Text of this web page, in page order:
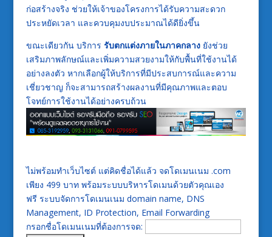
ก่อสร้างจริง ช่วยให้เจ้าของโครงการได้รับความสะดวก
ประหยัดเวลา และควบคุมงบประมาณได้ดียิ่งขึ้น
ขณะเดียวกัน บริการ รับตกแต่งภายในภาคกลางยังช่วย
เสริมภาพลักษณ์และเพิ่มความสวยงามให้กับพื้นที่ใช้งานได้
อย่างลงตัว หากเลือกผู้ให้บริการที่มีประสบการณ์และความ
เชี่ยวชาญ ก็จะสามารถสร้างผลงานที่มีคุณภาพและตอบ
โจทย์การใช้งานได้อย่างครบถ้วน
ไม่พร้อมทำเว็บไซต์ แต่คิดชื่อได้แล้ว จดโดเมนเนม .com
เพียง 499 บาท พร้อมระบบบริหารโดเมนด้วยตัวคุณเอง
ฟรี ระบบจัดการโดเมนเนม domain name, DNS
Management, ID Protection, Email Forwarding
กรอกชื่อโดเมนเนมที่ต้องการจด: